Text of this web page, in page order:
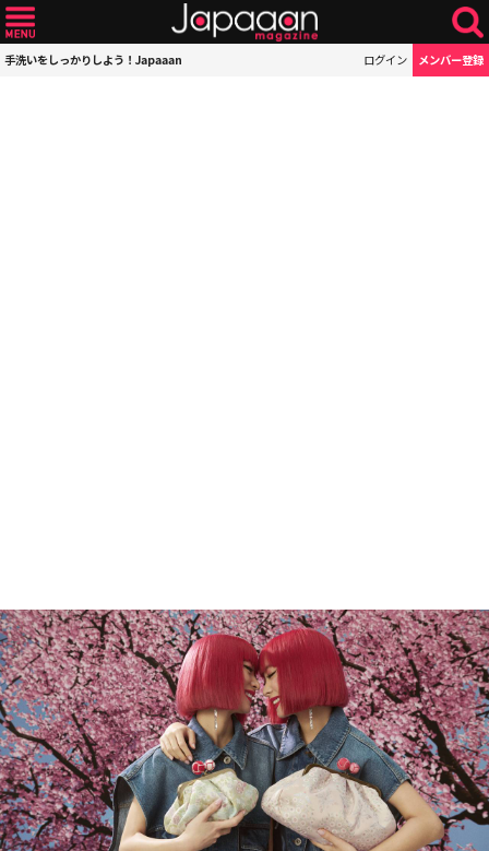
手洗いをしっかりしよう！Japaaan ログイン メンバー登録